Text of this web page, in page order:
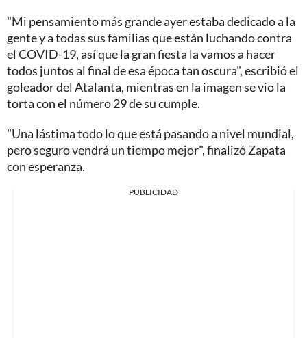
"Mi pensamiento más grande ayer estaba dedicado a la
gente y a todas sus familias que están luchando contra
el COVID-19, así que la gran fiesta la vamos a hacer
todos juntos al final de esa época tan oscura", escribió el
goleador del Atalanta, mientras en la imagen se vio la
torta con el número 29 de su cumple.
"Una lástima todo lo que está pasando a nivel mundial,
pero seguro vendrá un tiempo mejor", finalizó Zapata
con esperanza.
PUBLICIDAD